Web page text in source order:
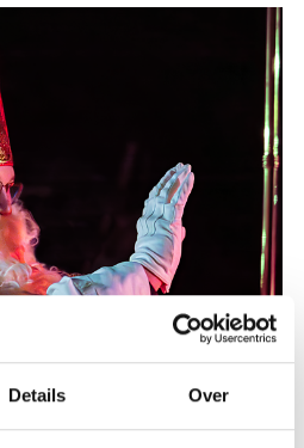
Details Over